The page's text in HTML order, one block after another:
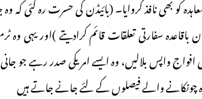
کو بھی نافذ کروایا۔ (بائیڈن کی حسرت رہ گئی
باقاعدہ سفارتی تعلقات قائم کرادیتے )اور یہی
افواج واپس بلالیں، وہ ایسے امریکی صدر رہے جو
چونکانے والے فیصلوں کے لئے جانے جاتے ہیں ـ